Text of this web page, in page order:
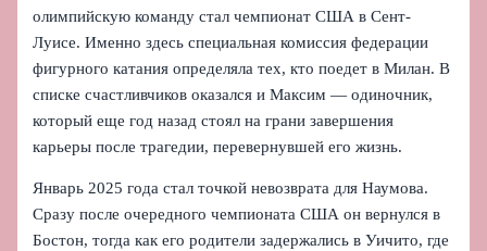
олимпийскую команду стал чемпионат США в Сент-
Луисе. Именно здесь специальная комиссия федерации
фигурного катания определяла тех, кто поедет в Милан. В
списке счастливчиков оказался и Максим — одиночник,
который еще год назад стоял на грани завершения
карьеры после трагедии, перевернувшей его жизнь.
Январь 2025 года стал точкой невозврата для Наумова.
Сразу после очередного чемпионата США он вернулся в
Бостон, тогда как его родители задержались в Уичито, где